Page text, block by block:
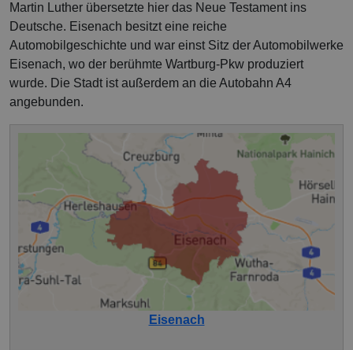
Martin Luther übersetzte hier das Neue Testament ins
Deutsche. Eisenach besitzt eine reiche
Automobilgeschichte und war einst Sitz der Automobilwerke
Eisenach, wo der berühmte Wartburg-Pkw produziert
wurde. Die Stadt ist außerdem an die Autobahn A4
angebunden.
Eisenach